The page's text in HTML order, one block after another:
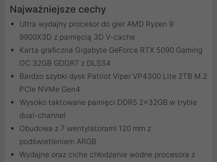
Najważniejsze cechy
Ultra wydajny procesor do gier AMD Ryzen 9
9900X3D z pamięcią 3D V-cache
Karta graficzna Gigabyte GeForce RTX 5090 Gaming
OC 32GB GDDR7 z DLSS4
Bardzo szybki dysk Patriot Viper VP4300 Lite 2TB M.2
PCIe NVMe Gen4
Wysoko taktowane pamięci DDR5 2x32GB w trybie
dual-channel
Obudowa z 7 wentylatorami 120 mm z
podświetleniem ARGB
Wydajne oraz ciche chłodzenie wodne procesora z